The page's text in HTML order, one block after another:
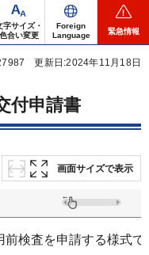
字サイズ・
色合い変更
Foreign
Language
緊急情報
更新日:2024年11月18日
付申請書
画面サイズで表示
前検査を申請する様式で